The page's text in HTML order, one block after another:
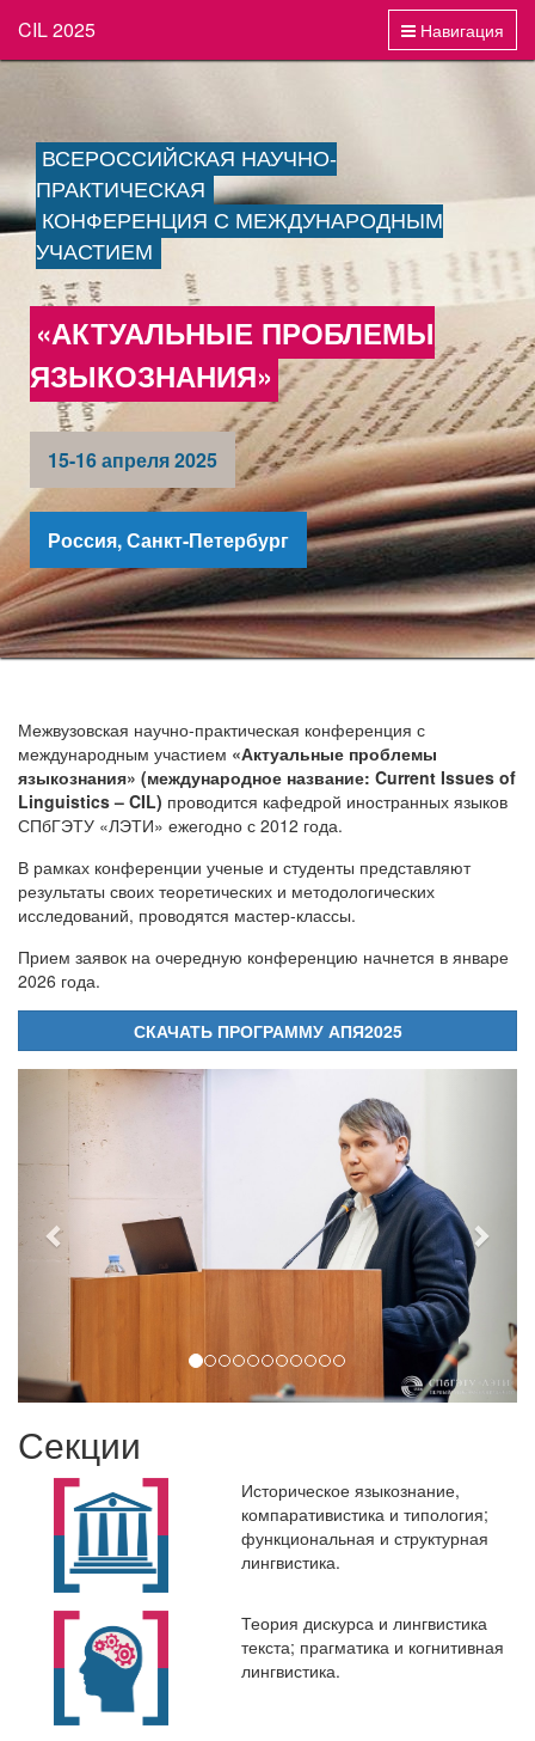
Навигация
CIL 2025
ВСЕРОССИЙСКАЯ НАУЧНО-
ПРАКТИЧЕСКАЯ
КОНФЕРЕНЦИЯ С МЕЖДУНАРОДНЫМ
УЧАСТИЕМ
«АКТУАЛЬНЫЕ ПРОБЛЕМЫ
ЯЗЫКОЗНАНИЯ»
15-16 апреля 2025
Россия, Санкт-Петербург
Межвузовская научно-практическая конференция с
международным участием «Актуальные проблемы
языкознания» (международное название: Current Issues of
Linguistics – CIL) проводится кафедрой иностранных языков
СПбГЭТУ «ЛЭТИ» ежегодно с 2012 года.
В рамках конференции ученые и студенты представляют
результаты своих теоретических и методологических
исследований, проводятся мастер-классы.
Прием заявок на очередную конференцию начнется в январе
2026 года.
СКАЧАТЬ ПРОГРАММУ АПЯ2025
Секции
Историческое языкознание,
компаративистика и типология;
функциональная и структурная
лингвистика.
Теория дискурса и лингвистика
текста; прагматика и когнитивная
лингвистика.